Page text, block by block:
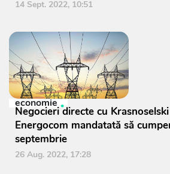
14 Sept. 2022, 10:51
economie
Negocieri directe cu
Energocom mandatată să
septembrie
26 Aug. 2022, 17:28